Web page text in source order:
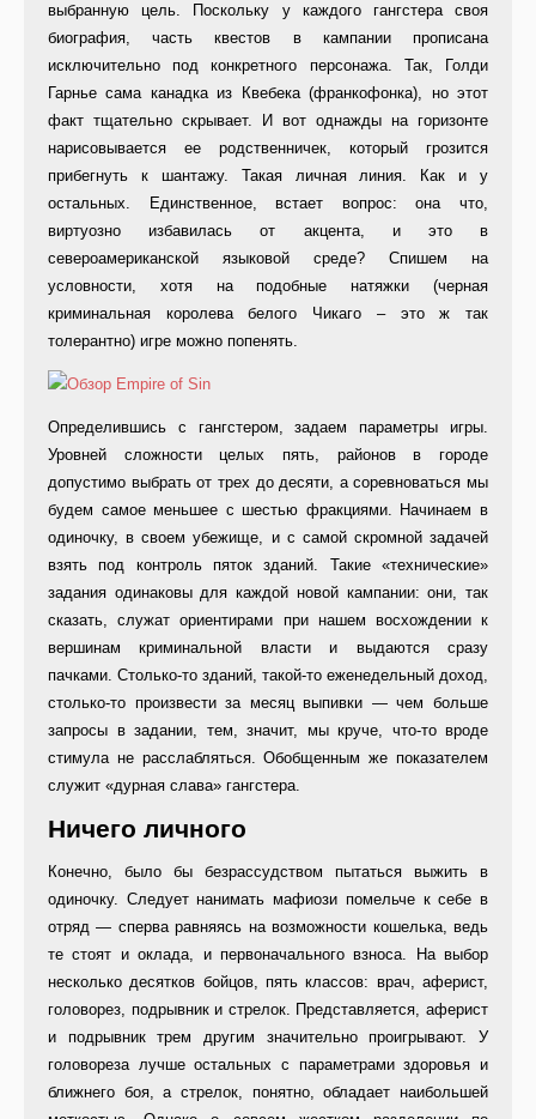
выбранную цель. Поскольку у каждого гангстера своя
биография, часть квестов в кампании прописана
исключительно под конкретного персонажа. Так, Голди
Гарнье сама канадка из Квебека (франкофонка), но этот
факт тщательно скрывает. И вот однажды на горизонте
нарисовывается ее родственничек, который грозится
прибегнуть к шантажу. Такая личная линия. Как и у
остальных. Единственное, встает вопрос: она что,
виртуозно избавилась от акцента, и это в
североамериканской языковой среде? Спишем на
условности, хотя на подобные натяжки (черная
криминальная королева белого Чикаго – это ж так
толерантно) игре можно попенять.
Определившись с гангстером, задаем параметры игры.
Уровней сложности целых пять, районов в городе
допустимо выбрать от трех до десяти, а соревноваться мы
будем самое меньшее с шестью фракциями. Начинаем в
одиночку, в своем убежище, и с самой скромной задачей
взять под контроль пяток зданий. Такие «технические»
задания одинаковы для каждой новой кампании: они, так
сказать, служат ориентирами при нашем восхождении к
вершинам криминальной власти и выдаются сразу
пачками. Столько-то зданий, такой-то еженедельный доход,
столько-то произвести за месяц выпивки — чем больше
запросы в задании, тем, значит, мы круче, что-то вроде
стимула не расслабляться. Обобщенным же показателем
служит «дурная слава» гангстера.
Ничего личного
Конечно, было бы безрассудством пытаться выжить в
одиночку. Следует нанимать мафиози помельче к себе в
отряд — сперва равняясь на возможности кошелька, ведь
те стоят и оклада, и первоначального взноса. На выбор
несколько десятков бойцов, пять классов: врач, аферист,
головорез, подрывник и стрелок. Представляется, аферист
и подрывник трем другим значительно проигрывают. У
головореза лучше остальных с параметрами здоровья и
ближнего боя, а стрелок, понятно, обладает наибольшей